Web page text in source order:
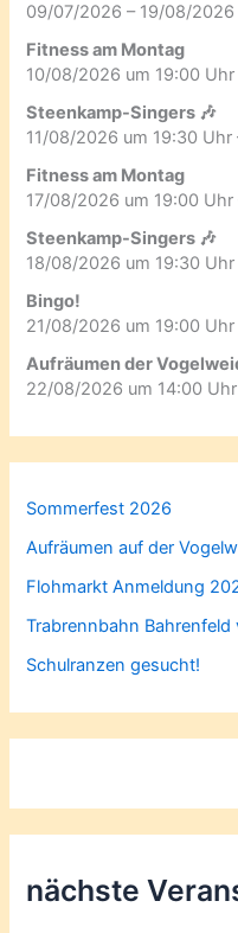
09/07/2026 – 19/08/2026
Fitness am Montag
10/08/2026 um 19:00
Steenkamp-Singers 🎶
11/08/2026 um 19:30 Uhr
Fitness am Montag
17/08/2026 um 19:00 Uhr
Steenkamp-Singers 🎶
18/08/2026 um 19:30 Uhr
Bingo!
21/08/2026 um 19:00
Aufräumen der
22/08/2026 um 14:00 Uhr
Sommerfest 2026
Aufräumen auf der
Flohmarkt Anmeldung
Trabrennbahn Bahrenfeld
Schulranzen gesucht!
nächste